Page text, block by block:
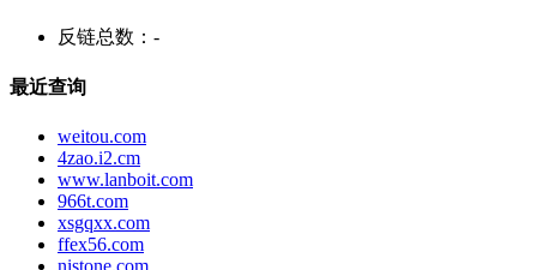
反链总数： -
最近查询
weitou.com
4zao.i2.cm
www.lanboit.com
966t.com
xsgqxx.com
ffex56.com